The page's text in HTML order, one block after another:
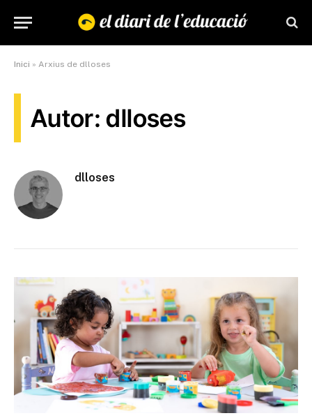
Inici » Arxius de dlloses
Autor: dlloses
dlloses